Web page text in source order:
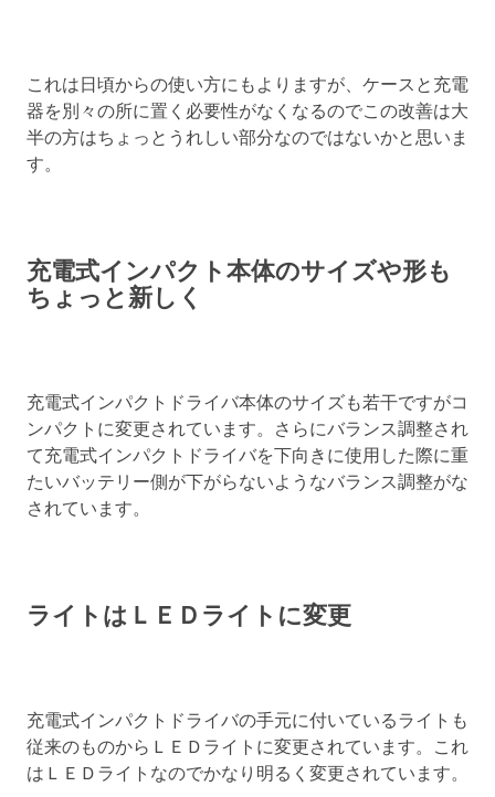
これは日頃からの使い方にもよりますが、ケースと充電
器を別々の所に置く必要性がなくなるのでこの改善は大
半の方はちょっとうれしい部分なのではないかと思いま
す。
充電式インパクト本体のサイズや形も
ちょっと新しく
充電式インパクトドライバ本体のサイズも若干ですがコ
ンパクトに変更されています。さらにバランス調整され
て充電式インパクトドライバを下向きに使用した際に重
たいバッテリー側が下がらないようなバランス調整がな
されています。
ライトはＬＥＤライトに変更
充電式インパクトドライバの手元に付いているライトも
従来のものからＬＥＤライトに変更されています。これ
はＬＥＤライトなのでかなり明るく変更されています。